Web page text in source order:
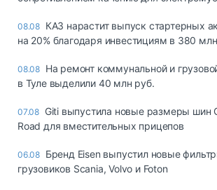
08.08 КАЗ нарастит выпуск стартерных
на 20% благодаря инвестициям в 380
08.08 На ремонт коммунальной и
в Туле выделили 40 млн руб.
07.08 Giti выпустила новые размеры шин
Road для вместительных прицепов
06.08 Бренд Eisen выпустил новые
грузовиков Scania, Volvo и Foton